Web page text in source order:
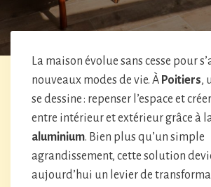
La maison évolue sans cesse pour
nouveaux modes de vie. À Poitiers,
se dessine : repenser l’espace et
entre intérieur et extérieur grâce à
aluminium. Bien plus qu’un simple
agrandissement, cette solution
aujourd’hui un levier de